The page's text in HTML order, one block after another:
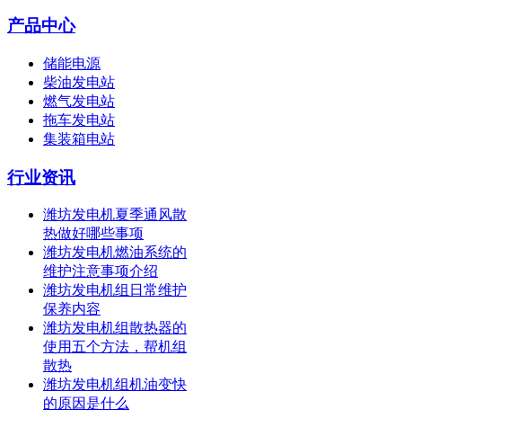
产品中心
储能电源
柴油发电站
燃气发电站
拖车发电站
集装箱电站
行业资讯
潍坊发电机夏季通风散
热做好哪些事项
潍坊发电机燃油系统的
维护注意事项介绍
潍坊发电机组日常维护
保养内容
潍坊发电机组散热器的
使用五个方法，帮机组
散热
潍坊发电机组机油变快
的原因是什么